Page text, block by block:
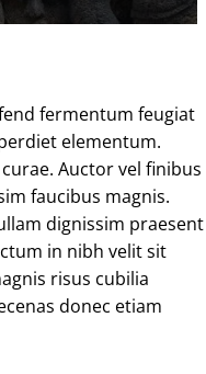
fermentum feugiat
elementum.
Auctor vel finibus
faucibus magnis.
dignissim praesent
in nibh velit sit
risus cubilia
donec etiam